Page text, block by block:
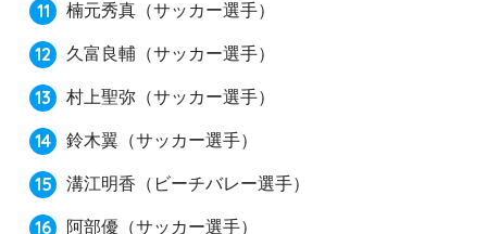
楠元秀真（サッカー選手）
久富良輔（サッカー選手）
村上聖弥（サッカー選手）
鈴木翼（サッカー選手）
溝江明香（ビーチバレー選手）
阿部優（サッカー選手）